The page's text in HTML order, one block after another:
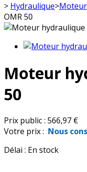
> Hydraulique>
OMR 50
Moteur
50
Prix public : 566,97 €
Votre prix : Nous
Délai : En stock